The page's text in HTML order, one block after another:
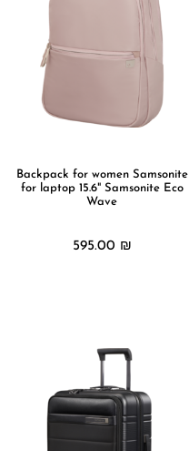
Backpack for women Samsonite
for laptop 15.6" Samsonite Eco
Wave
595.00 ₪